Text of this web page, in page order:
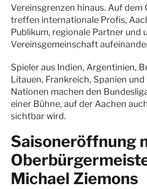
Vereinsgrenzen hinaus. Auf dem
treffen internationale Profis,
Publikum, regionale Partner und
Vereinsgemeinschaft
Spieler aus Indien, Argentinien,
Litauen, Frankreich, Spanien
Nationen machen den
einer Bühne, auf der Aachen
sichtbar wird.
Saisoneröffnung
Michael Ziemons